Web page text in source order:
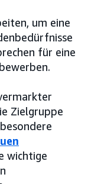
um eine
für eine
Zielgruppe
wichtige